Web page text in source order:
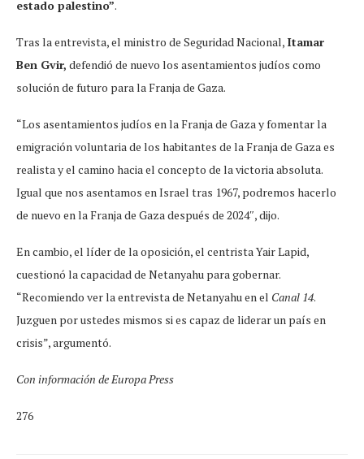
estado palestino”.
Tras la entrevista, el ministro de Seguridad Nacional, Itamar
Ben Gvir, defendió de nuevo los asentamientos judíos como
solución de futuro para la Franja de Gaza.
“Los asentamientos judíos en la Franja de Gaza y fomentar la
emigración voluntaria de los habitantes de la Franja de Gaza es
realista y el camino hacia el concepto de la victoria absoluta.
Igual que nos asentamos en Israel tras 1967, podremos hacerlo
de nuevo en la Franja de Gaza después de 2024″, dijo.
En cambio, el líder de la oposición, el centrista Yair Lapid,
cuestionó la capacidad de Netanyahu para gobernar.
“Recomiendo ver la entrevista de Netanyahu en el Canal 14.
Juzguen por ustedes mismos si es capaz de liderar un país en
crisis”, argumentó.
Con información de Europa Press
276